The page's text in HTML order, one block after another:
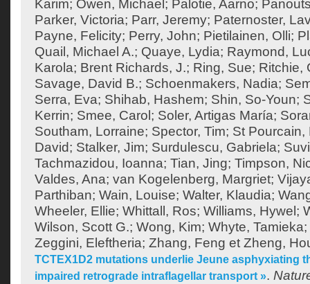
Karim; Owen, Michael ; Palotie, Aarno;
Parker, Victoria; Parr, Jeremy; Paternoster,
Payne, Felicity; Perry, John; Pietilainen, Olli;
Quail, Michael A.; Quaye, Lydia; Raymond,
Karola; Brent Richards, J.; Ring, Sue; Ritchie,
Savage, David B.; Schoenmakers, Nadia;
Serra, Eva; Shihab, Hashem; Shin, So-Youn;
Kerrin; Smee, Carol ; Soler, Artigas María;
Southam, Lorraine; Spector, Tim; St Pourcain,
David; Stalker, Jim; Surdulescu, Gabriela;
Tachmazidou, Ioanna; Tian, Jing; Timpson,
Valdes, Ana; van Kogelenberg, Margriet;
Parthiban; Wain, Louise; Walter, Klaudia;
Wheeler, Ellie; Whittall, Ros; Williams, Hywel ;
Wilson, Scott G.; Wong, Kim; Whyte, Tamieka;
Zeggini, Eleftheria; Zhang, Feng et Zheng,
TCTEX1D2 mutations underlie Jeune asphyxiating
impaired retrograde intraflagellar transport ».